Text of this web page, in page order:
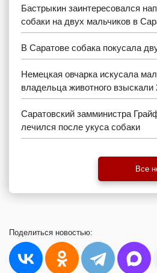
Бастрыкин заинтересовался
собаки на двух мальчиков в
В Саратове собака покусала
Немецкая овчарка искусала
владельца животного
Саратовский замминистра
лечился после укуса собаки
Все
Поделиться новостью: